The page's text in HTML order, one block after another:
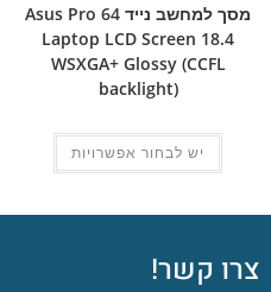
מסך למחשב נייד Asus Pro 64
Laptop LCD Screen 18.4
WSXGA+ Glossy (CCFL
backlight)
יש לבחור אפשרויות
צרו קשר!